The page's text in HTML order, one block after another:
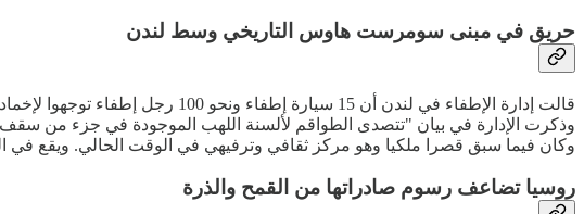
حريق في مبنى سومرست هاوس التاريخي وسط لندن
قالت إدارة الإطفاء في لندن
وكان فيما سبق قصرا ملكيا وهو مركز ثقافي وترفيهي في الوقت الحالي. ويقع
روسيا تضاعف رسوم صادراتها من القمح والذرة